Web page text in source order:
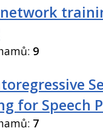
9
for Speech
7